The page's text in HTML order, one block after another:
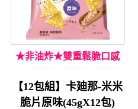
★非油炸★雙重鬆脆口感
【12包組】卡廸那-米米
脆片原味(45gX12包)